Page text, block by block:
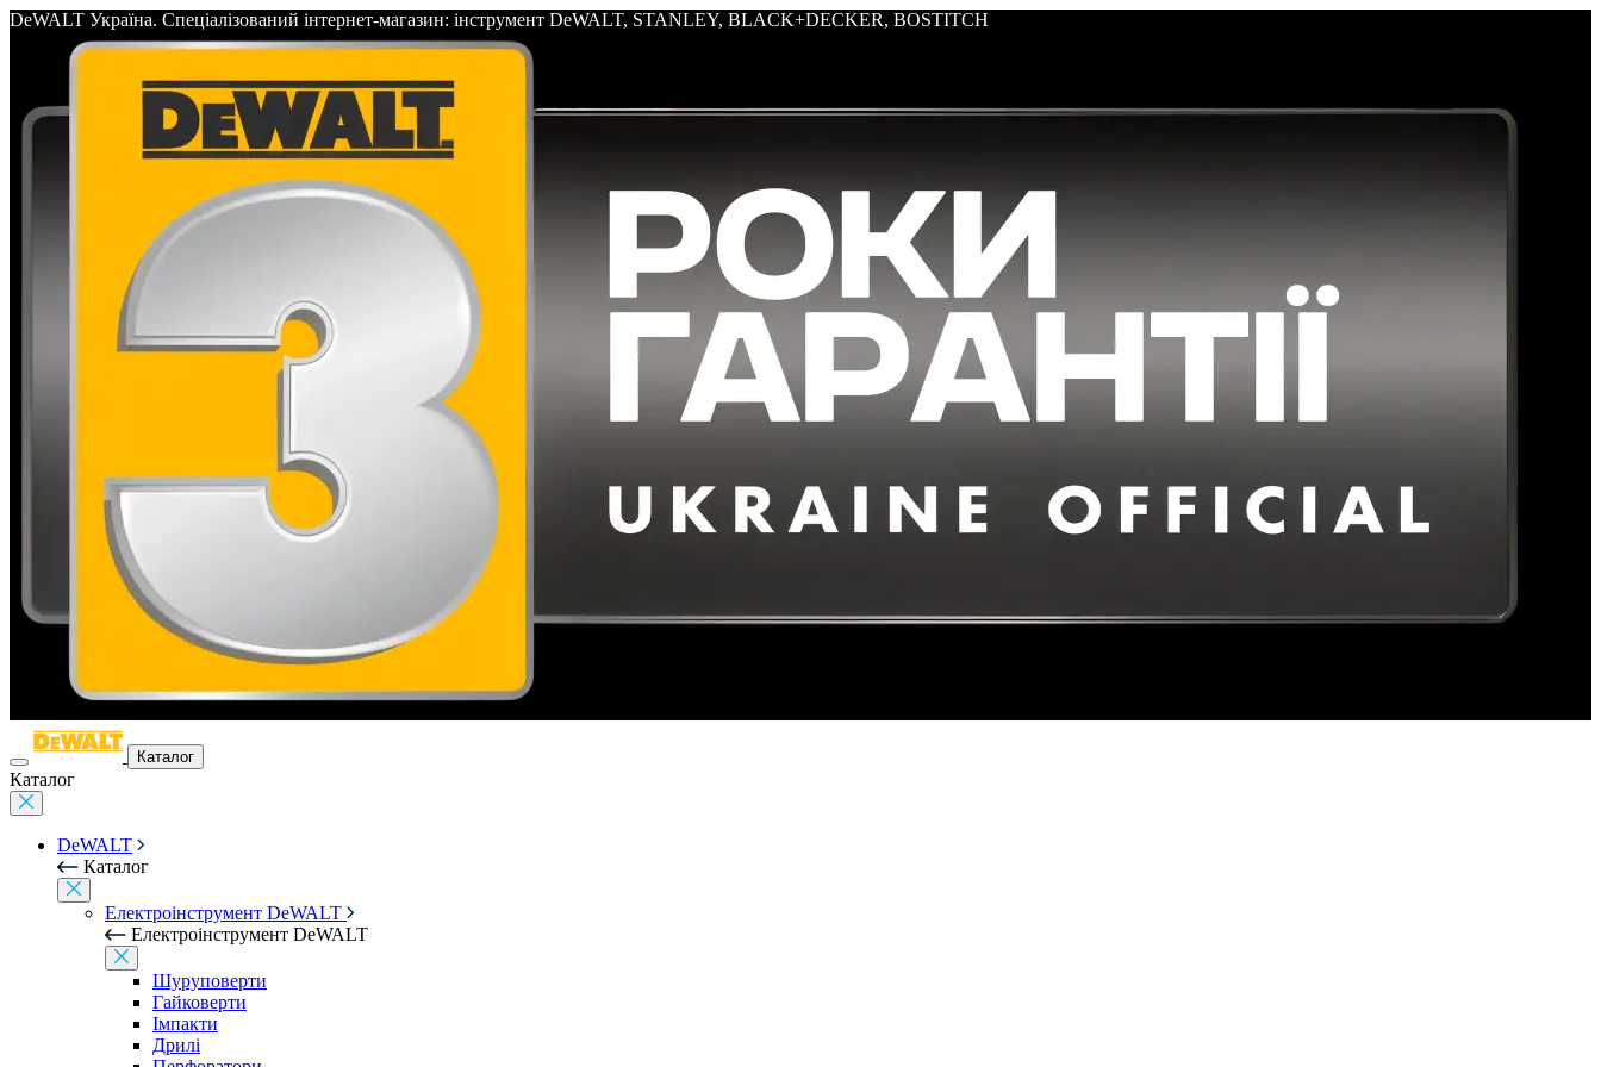
DeWALT Україна. Спеціалізований інтернет-магазин: інструмент DeWALT, STANLEY, BLACK+DECKER, BOSTITCH
Каталог
Каталог
DeWALT
Каталог
Електроінструмент DeWALT
Електроінструмент DeWALT
Шуруповерти
Гайковерти
Імпакти
Дрилі